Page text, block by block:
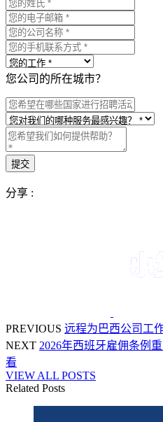
您公司的所在城市？
分享 :
PREVIOUS 远程为巴西公司工
NEXT 2026年西班牙雇佣条例
看
VIEW ALL POSTS
Related Posts